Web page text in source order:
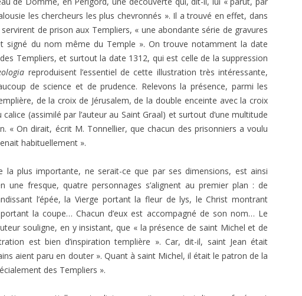
DEC 1970 2ÈME PARTIE
E.T. N° 421-422 SEPT- OCT-NOV-
DEC 1970 1ÈRE PARTIE
E.T. N° 418 MARS-AVRIL 1970
E.T. ANNEES 1968-1969
E.T. N° 416 NOVEMBRE –
DÉCEMBRE 1969- 2ÈME PARTIE
E.T. N° 415 SEPTEMBRE-OCTOBRE
E.T. N° 414 JUILLET-AOÛT 1969
E.T. N° 412-413 MARS-AVRIL ET
MAI-JUIN 1969
E.T. ANNEES 1966 – 1967
E.T. N° 404. NOVEMBRE-
E.T. N° 400. MARS-AVRIL 1967
E.T. N° 399. JANVIER-FÉVRIER 1967
E.T. N°396-397 : 07-08 ET 09-10
E.T. N°304, DÉCEMBRE 1952
E.T. N° 303, OCTOBRE-NOVEMBRE
1952
E.T. N° 299, AVRIL-MAI 1952
E.T. N° 298, MARS 1952
FAYARD, PARIS.
SAKUTEI-KI, OU LE LIVRE SECRET
DES JARDINS JAPONAIS
JACQUES PAUL, HISTOIRE
INTELLECTUELLE DE L’OCCIDENT
MÉDIÉVAL
JEAN RICHER, DELPHES, DÉLOS ET
PHILOSOPHALE
VERNANT ET VIDAL-NAQUET.
MYTHE ET TRAGÉDIE EN GRÈCE
ANCIENNE
PERNÉTY. LES FABLES
GUÉNON LIVRÉ À LA
( I ) : TÉMOIGNAGE ET
EN GARDE
UN ARTICLE DE VLT
les chercheurs les plus chevronnés ». Il a trouvé en effet, dans
de prison aux Templiers, « une abondante série de gravures
signé du nom même du Temple ». On trouve notamment la date
Templiers, et sur­tout la date 1312, qui est celle de la suppression
reproduisent l’essentiel de cette illustration très intéressante,
de science et de prudence. Relevons la présence, parmi les
de la croix de Jérusalem, de la double enceinte avec la croix
(assimilé par l’auteur au Saint Graal) et surtout d’une mul­titude
« On dirait, écrit M. Tonnellier, que chacun des prisonniers a voulu
habituellement ».
la plus importante, ne serait-ce que par ses dimensions, est ainsi
une fresque, quatre personnages s’alignent au premier plan : de
l’épée, la Vierge portant la fleur de lys, le Christ montrant
la coupe… Chacun d’eux est accompagné de son nom… Le
sou­ligne, en y insistant, que « la présence de saint Michel et de
est bien d’inspiration templière ». Car, dit-il, saint Jean était
aient paru en dou­ter ». Quant à saint Michel, il était le patron de la
des Templiers ».